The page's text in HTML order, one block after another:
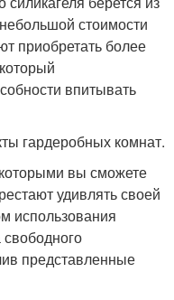
стоимости
приобретать более
впитывать
гардеробных комнат.
вы сможете
удивлять своей
использования
свободного
представленные